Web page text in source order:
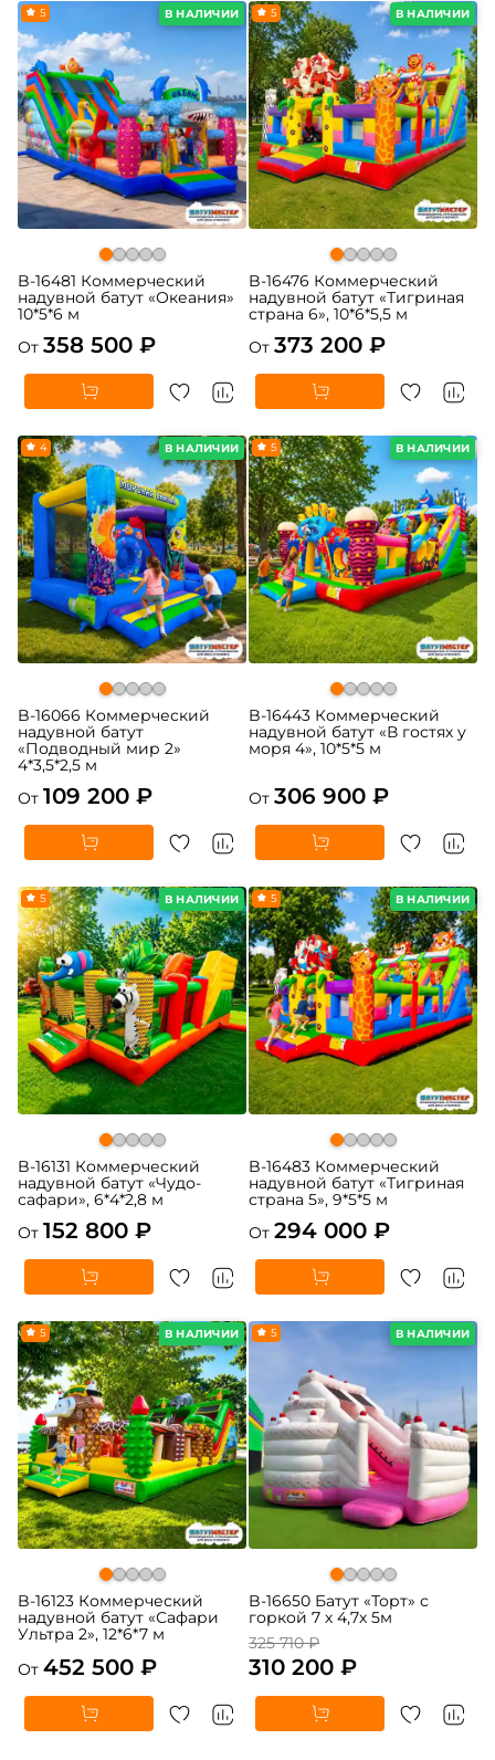
В НАЛИЧИИ
5
B-16481 Коммерческий
надувной батут «Океания»
10*5*6 м
От 358 500 ₽
В НАЛИЧИИ
5
B-16476 Коммерческий
надувной батут «Тигриная
страна 6», 10*6*5,5 м
От 373 200 ₽
В НАЛИЧИИ
4
B-16066 Коммерческий
надувной батут
«Подводный мир 2»
4*3,5*2,5 м
От 109 200 ₽
В НАЛИЧИИ
5
B-16443 Коммерческий
надувной батут «В гостях у
моря 4», 10*5*5 м
От 306 900 ₽
В НАЛИЧИИ
5
B-16131 Коммерческий
надувной батут «Чудо-
сафари», 6*4*2,8 м
От 152 800 ₽
В НАЛИЧИИ
5
B-16483 Коммерческий
надувной батут «Тигриная
страна 5», 9*5*5 м
От 294 000 ₽
В НАЛИЧИИ
5
B-16123 Коммерческий
надувной батут «Сафари
Ультра 2», 12*6*7 м
От 452 500 ₽
В НАЛИЧИИ
-5%
B-16650 Батут «Торт» с
горкой 7 х 4,7х 5м
325 710 ₽
310 200 ₽